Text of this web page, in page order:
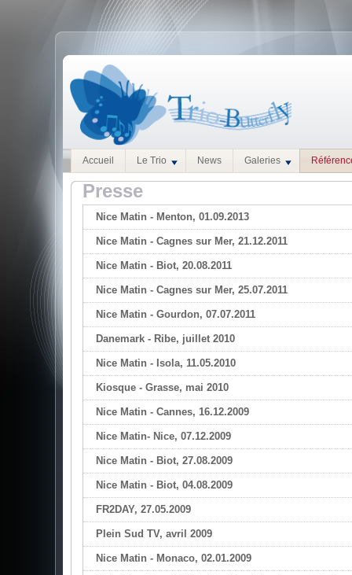
Accueil Le Trio News Galeries
Presse
Nice Matin - Menton, 01.09.2013
Nice Matin - Cagnes sur Mer, 21.12.2011
Nice Matin - Biot, 20.08.2011
Nice Matin - Cagnes sur Mer, 25.07.2011
Nice Matin - Gourdon, 07.07.2011
Danemark - Ribe, juillet 2010
Nice Matin - Isola, 11.05.2010
Kiosque - Grasse, mai 2010
Nice Matin - Cannes, 16.12.2009
Nice Matin- Nice, 07.12.2009
Nice Matin - Biot, 27.08.2009
Nice Matin - Biot, 04.08.2009
FR2DAY, 27.05.2009
Plein Sud TV, avril 2009
Nice Matin - Monaco, 02.01.2009